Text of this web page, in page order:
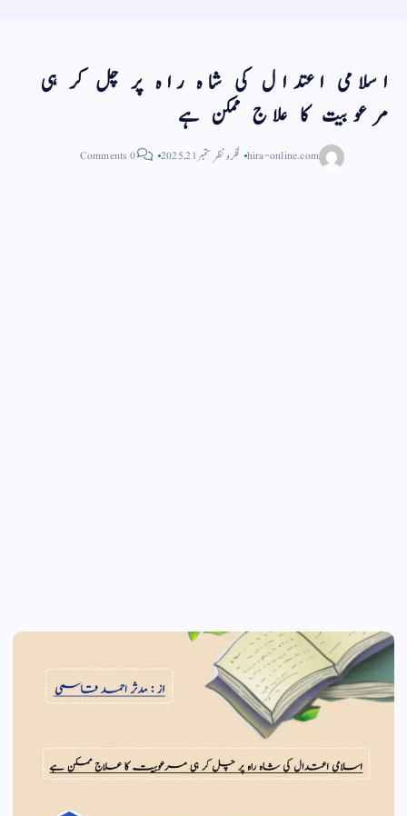
اسلامی اعتدال کی شاہ راہ پر چل کر ہی
مرعوبیت کا علاج ممکن ہے
hira-online.com فکر و نظر ستمبر 21, 2025 0 Comments